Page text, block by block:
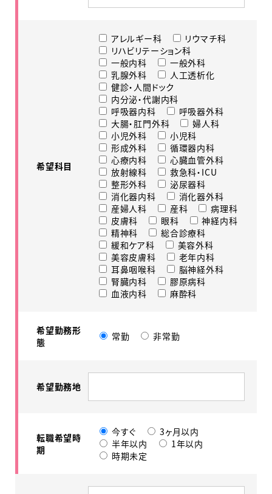
希望科目
アレルギー科
リウマチ科
リハビリテーション科
一般内科
一般外科
乳腺外科
人工透析化
健診・人間ドック
内分泌・代謝内科
呼吸器内科
呼吸器外科
大腸・肛門外科
婦人科
小児外科
小児科
形成外科
循環器内科
心療内科
心臓血管外科
放射線科
救急科・ICU
整形外科
泌尿器科
消化器内科
消化器外科
産婦人科
産科
病理科
皮膚科
眼科
神経内科
精神科
総合診療科
緩和ケア科
美容外科
美容皮膚科
老年内科
耳鼻咽喉科
脳神経外科
腎臓内科
膠原病科
血液内科
麻酔科
希望勤務形
態
常勤 非常勤
希望勤務地
転職希望時
期
今すぐ
3ヶ月以内
半年以内
1年以内
時期未定